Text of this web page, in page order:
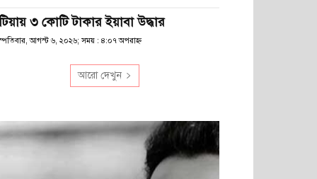
৩ কোটি টাকার ইয়াবা উদ্ধার
আগস্ট ৬, ২০২৬; সময় : ৪:০৭ অপরাহ্ণ
আরো দেখুন